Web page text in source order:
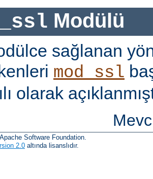
Modülü
sağlanan
mod_ssl
olarak
Software Foundation.
2.0 altında lisanslıdır.